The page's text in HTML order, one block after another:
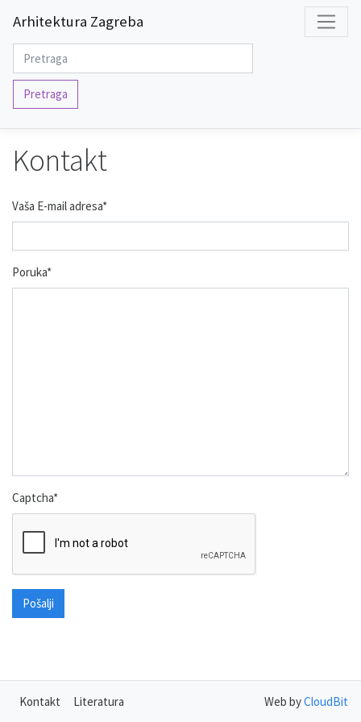
Arhitektura Zagreba
Pretraga
Kontakt
Vaša E-mail adresa*
Poruka*
Captcha*
Pošalji
Kontakt Literatura Web byCloudBit